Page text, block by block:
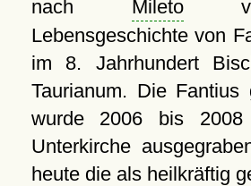
nach Mileto
Lebensgeschichte von
im 8. Jahrhundert
Taurianum. Die Fantius
wurde 2006 bis 2008
Unterkirche
heute die als heilkräftig